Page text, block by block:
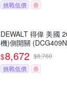
挑戰低價 券
DEWALT 得偉 美國
機)側開關
$8,672 $8,760
挑戰低價
券